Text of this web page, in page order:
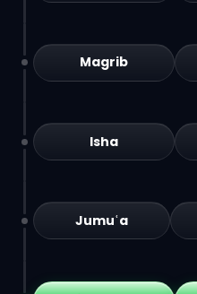
Magrib
Isha
Jumuʿa